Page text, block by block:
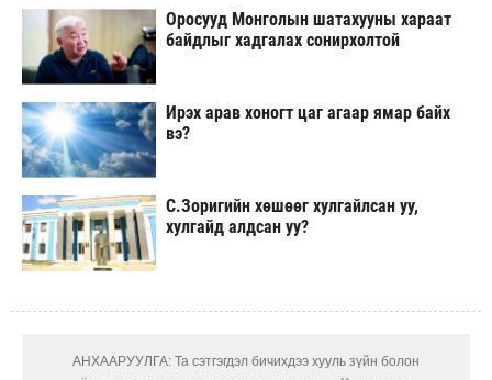
Оросууд Монголын шатахууны хараат
байдлыг хадгалах сонирхолтой
Ирэх арав хоногт цаг агаар ямар байх
вэ?
С.Зоригийн хөшөөг хулгайлсан уу,
хулгайд алдсан уу?
АНХААРУУЛГА: Та сэтгэгдэл бичихдээ хууль зүйн болон